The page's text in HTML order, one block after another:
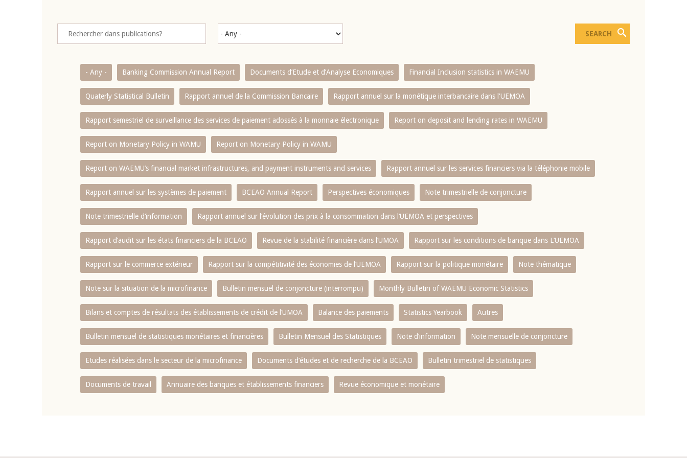
- Any - Banking Commission Annual Report Documents d’Etude et d’Analyse Economiques Financial Inclusion statistics in WAEMU
Quaterly Statistical Bulletin Rapport annuel de la Commission Bancaire Rapport annuel sur la monétique interbancaire dans l'UEMOA
Rapport semestriel de surveillance des services de paiement adossés à la monnaie électronique Report on deposit and lending rates in WAEMU
Report on Monetary Policy in WAMU Report on Monetary Policy in WAMU
Report on WAEMU’s financial market infrastructures, and payment instruments and services Rapport annuel sur les services financiers via la téléphonie mobile
Rapport annuel sur les systèmes de paiement BCEAO Annual Report Perspectives économiques Note trimestrielle de conjoncture
Note trimestrielle d‘information Rapport annuel sur l‘évolution des prix à la consommation dans l‘UEMOA et perspectives
Rapport d‘audit sur les états financiers de la BCEAO Revue de la stabilité financière dans l‘UMOA Rapport sur les conditions de banque dans L‘UEMOA
Rapport sur le commerce extérieur Rapport sur la compétitivité des économies de l‘UEMOA Rapport sur la politique monétaire Note thématique
Note sur la situation de la microfinance Bulletin mensuel de conjoncture (interrompu) Monthly Bulletin of WAEMU Economic Statistics
Bilans et comptes de résultats des établissements de crédit de l‘UMOA Balance des paiements Statistics Yearbook Autres
Bulletin mensuel de statistiques monétaires et financières Bulletin Mensuel des Statistiques Note d’information Note mensuelle de conjoncture
Etudes réalisées dans le secteur de la microfinance Documents d’études et de recherche de la BCEAO Bulletin trimestriel de statistiques
Documents de travail Annuaire des banques et établissements financiers Revue économique et monétaire